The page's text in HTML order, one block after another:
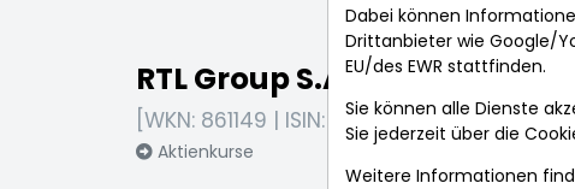
RTL Group S.A.
[WKN: 861149 | ISIN: LU0061462528]
Aktienkurse
Dabei können
Drittanbieter wie Google/
EU/des EWR stattfinden.
Sie können alle Dienste
Sie jederzeit über die
Weitere Informationen